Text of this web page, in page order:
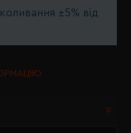
±5% від